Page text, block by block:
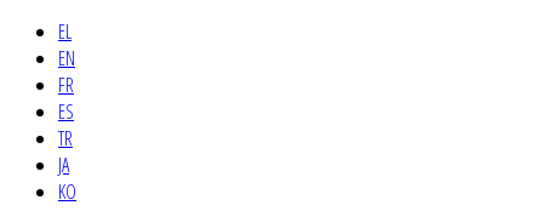
EL
EN
FR
ES
TR
JA
KO